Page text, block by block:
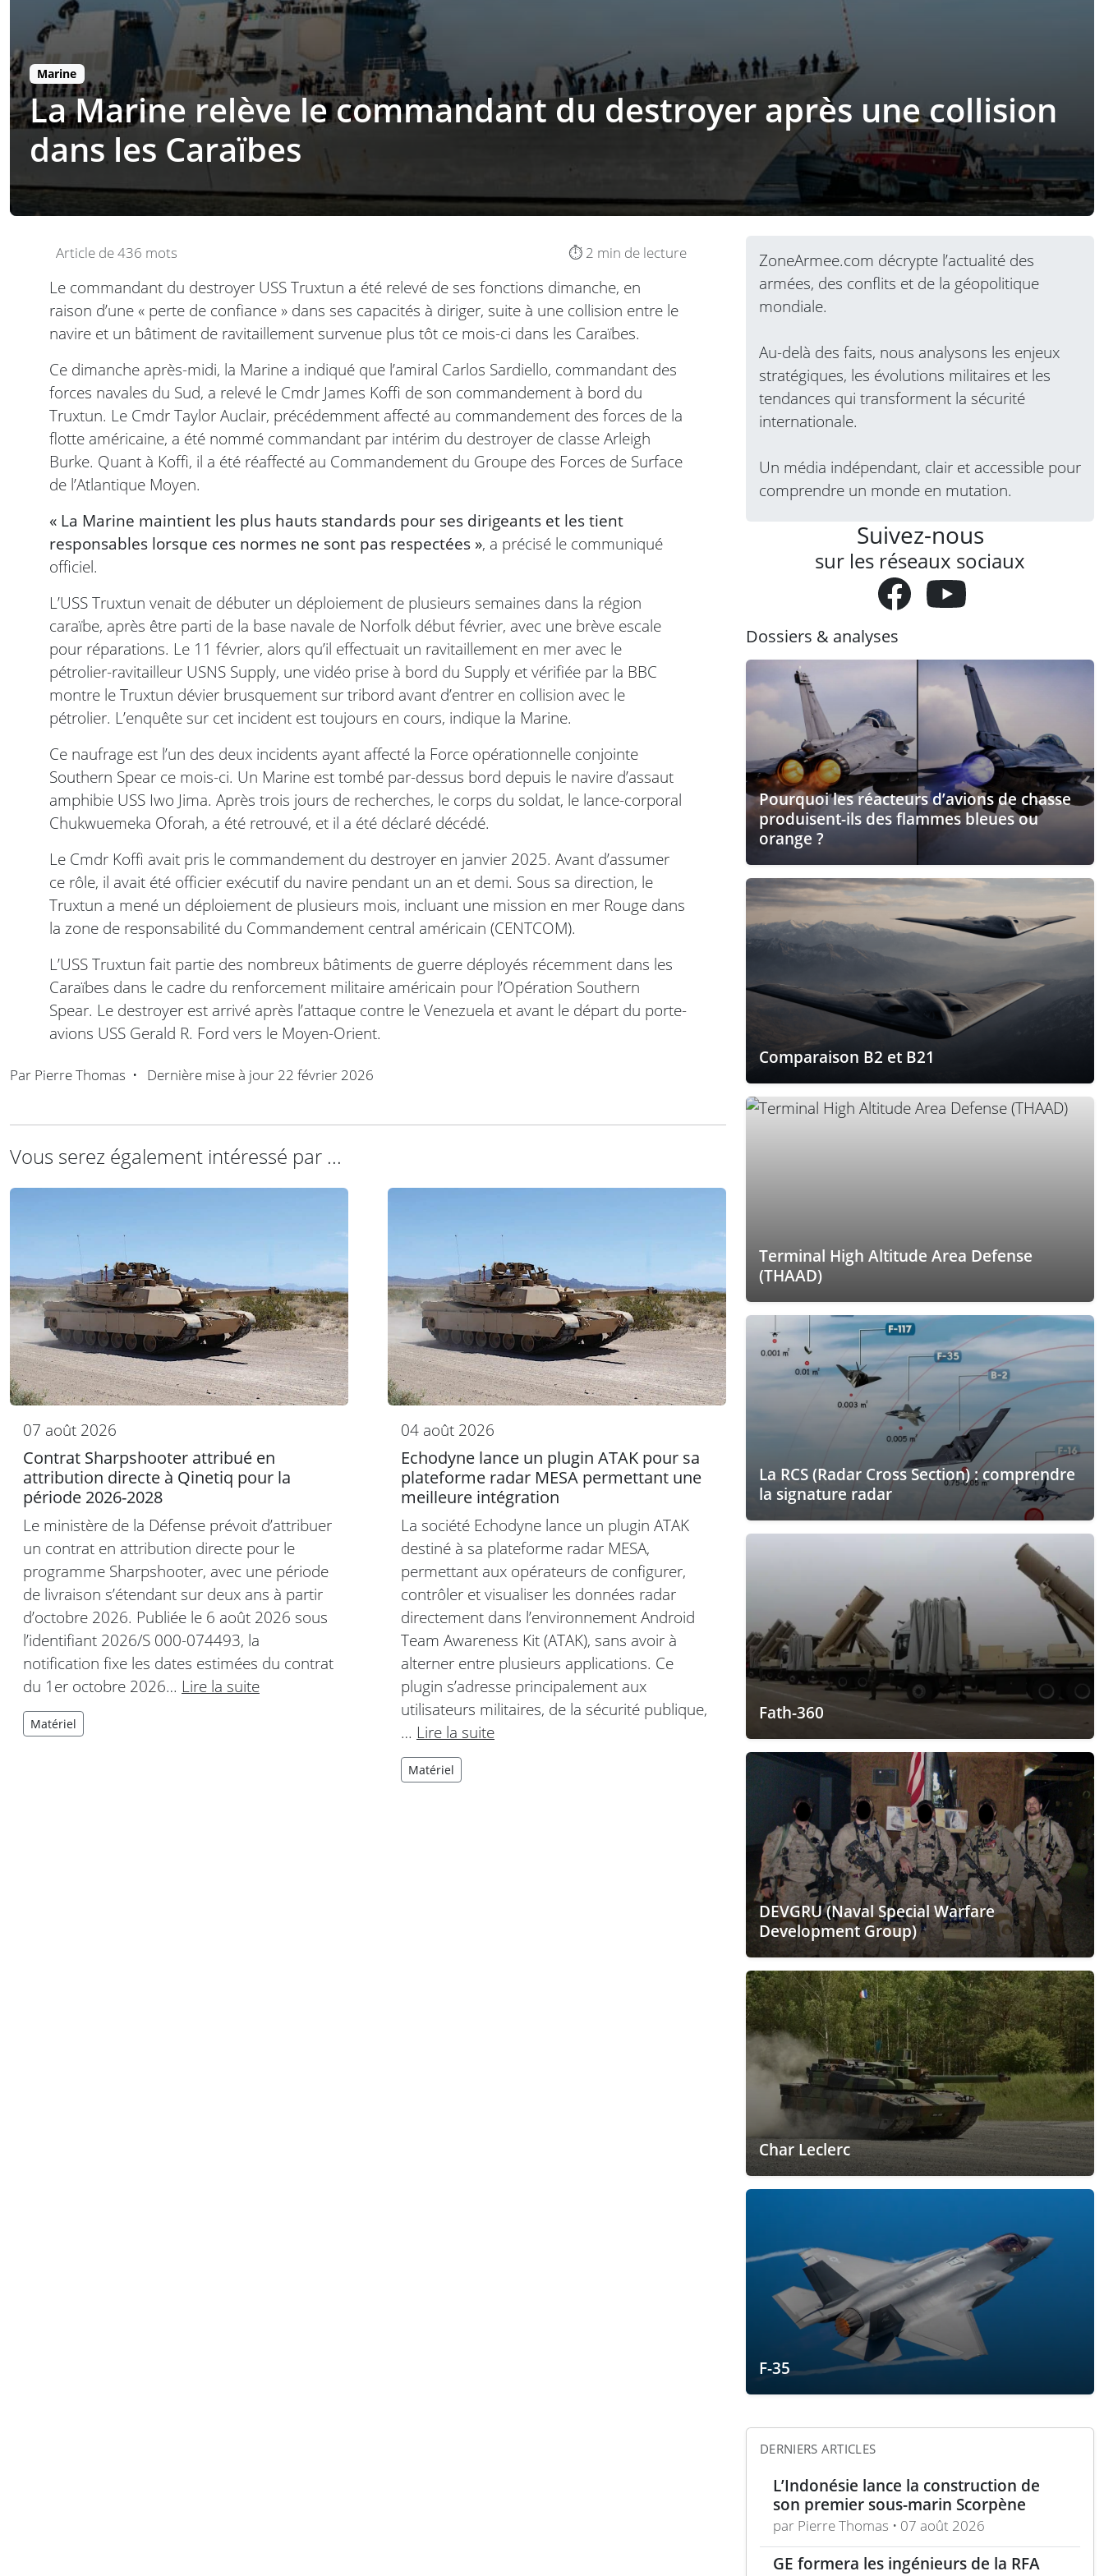
Marine
La Marine relève le commandant du destroyer après une collision
dans les Caraïbes
Article de 436 mots ⏱️ 2 min de lecture
Le commandant du destroyer USS Truxtun a été relevé de ses fonctions dimanche, en
raison d’une « perte de confiance » dans ses capacités à diriger, suite à une collision entre le
navire et un bâtiment de ravitaillement survenue plus tôt ce mois-ci dans les Caraïbes.
Ce dimanche après-midi, la Marine a indiqué que l’amiral Carlos Sardiello, commandant des
forces navales du Sud, a relevé le Cmdr James Koffi de son commandement à bord du
Truxtun. Le Cmdr Taylor Auclair, précédemment affecté au commandement des forces de la
flotte américaine, a été nommé commandant par intérim du destroyer de classe Arleigh
Burke. Quant à Koffi, il a été réaffecté au Commandement du Groupe des Forces de Surface
de l’Atlantique Moyen.
« La Marine maintient les plus hauts standards pour ses dirigeants et les tient
responsables lorsque ces normes ne sont pas respectées », a précisé le communiqué
officiel.
L’USS Truxtun venait de débuter un déploiement de plusieurs semaines dans la région
caraïbe, après être parti de la base navale de Norfolk début février, avec une brève escale
pour réparations. Le 11 février, alors qu’il effectuait un ravitaillement en mer avec le
pétrolier-ravitailleur USNS Supply, une vidéo prise à bord du Supply et vérifiée par la BBC
montre le Truxtun dévier brusquement sur tribord avant d’entrer en collision avec le
pétrolier. L’enquête sur cet incident est toujours en cours, indique la Marine.
Ce naufrage est l’un des deux incidents ayant affecté la Force opérationnelle conjointe
Southern Spear ce mois-ci. Un Marine est tombé par-dessus bord depuis le navire d’assaut
amphibie USS Iwo Jima. Après trois jours de recherches, le corps du soldat, le lance-corporal
Chukwuemeka Oforah, a été retrouvé, et il a été déclaré décédé.
Le Cmdr Koffi avait pris le commandement du destroyer en janvier 2025. Avant d’assumer
ce rôle, il avait été officier exécutif du navire pendant un an et demi. Sous sa direction, le
Truxtun a mené un déploiement de plusieurs mois, incluant une mission en mer Rouge dans
la zone de responsabilité du Commandement central américain (CENTCOM).
L’USS Truxtun fait partie des nombreux bâtiments de guerre déployés récemment dans les
Caraïbes dans le cadre du renforcement militaire américain pour l’Opération Southern
Spear. Le destroyer est arrivé après l’attaque contre le Venezuela et avant le départ du porte-
avions USS Gerald R. Ford vers le Moyen-Orient.
Par Pierre Thomas • Dernière mise à jour 22 février 2026
Vous serez également intéressé par ...
07 août 2026
Contrat Sharpshooter attribué en
attribution directe à Qinetiq pour la
période 2026-2028
Le ministère de la Défense prévoit d’attribuer
un contrat en attribution directe pour le
programme Sharpshooter, avec une période
de livraison s’étendant sur deux ans à partir
d’octobre 2026. Publiée le 6 août 2026 sous
l’identifiant 2026/S 000-074493, la
notification fixe les dates estimées du contrat
du 1er octobre 2026… Lire la suite
Matériel
04 août 2026
Echodyne lance un plugin ATAK pour sa
plateforme radar MESA permettant une
meilleure intégration
La société Echodyne lance un plugin ATAK
destiné à sa plateforme radar MESA,
permettant aux opérateurs de configurer,
contrôler et visualiser les données radar
directement dans l’environnement Android
Team Awareness Kit (ATAK), sans avoir à
alterner entre plusieurs applications. Ce
plugin s’adresse principalement aux
utilisateurs militaires, de la sécurité publique,
… Lire la suite
Matériel
ZoneArmee.com décrypte l’actualité des
armées, des conflits et de la géopolitique
mondiale.
Au-delà des faits, nous analysons les enjeux
stratégiques, les évolutions militaires et les
tendances qui transforment la sécurité
internationale.
Un média indépendant, clair et accessible pour
comprendre un monde en mutation.
Suivez-nous
sur les réseaux sociaux
Dossiers & analyses
Pourquoi les réacteurs d’avions de chasse
produisent-ils des flammes bleues ou
orange ?
Comparaison B2 et B21
Terminal High Altitude Area Defense
(THAAD)
La RCS (Radar Cross Section) : comprendre
la signature radar
Fath-360
DEVGRU (Naval Special Warfare
Development Group)
Char Leclerc
F-35
DERNIERS ARTICLES
L’Indonésie lance la construction de
son premier sous-marin Scorpène
par Pierre Thomas • 07 août 2026
GE formera les ingénieurs de la RFA